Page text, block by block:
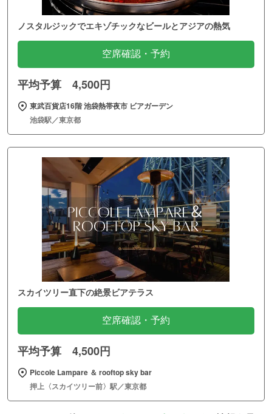
ノスタルジックでエキゾチックなビールとアジアの熱気
空席確認・予約
平均予算 4,500円
東武百貨店16階 池袋熱帯夜市 ビアガーデン
池袋駅／東京都
スカイツリー直下の絶景ビアテラス
空席確認・予約
平均予算 4,500円
Piccole Lampare ＆ rooftop sky bar
押上〈スカイツリー前〉駅／東京都